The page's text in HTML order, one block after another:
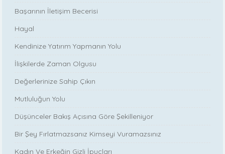
Başarının İletişim Becerisi
Hayal
Kendinize Yatırım Yapmanın Yolu
İlişkilerde Zaman Olgusu
Değerlerinize Sahip Çıkın
Mutluluğun Yolu
Düşünceler Bakış Açısına Göre Şekilleniyor
Bir Şey Fırlatmazsanız Kimseyi Vuramazsınız
Kadın Ve Erkeğin Gizli İpuçları